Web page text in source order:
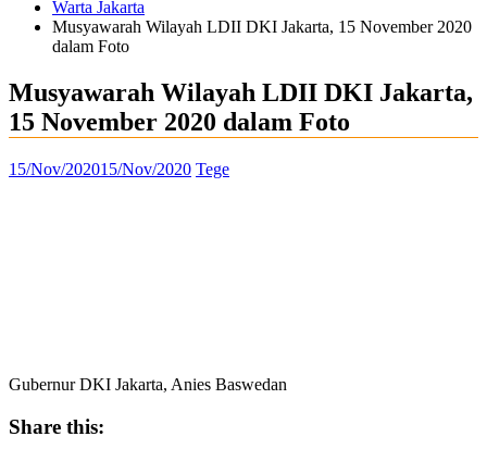
Warta Jakarta
Musyawarah Wilayah LDII DKI Jakarta, 15 November 2020
dalam Foto
Musyawarah Wilayah LDII DKI Jakarta,
15 November 2020 dalam Foto
15/Nov/202015/Nov/2020 Tege
Gubernur DKI Jakarta, Anies Baswedan
Share this: